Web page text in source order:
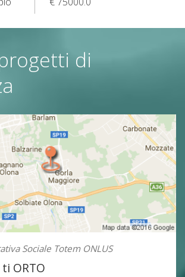
di
Sociale Totem ONLUS
ORTO